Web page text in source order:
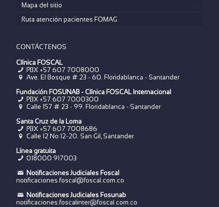
Mapa del sitio
Ruta atención pacientes FOMAG
CONTÁCTENOS
Clínica FOSCAL
PBX +57 607 7008000
Ave. El Bosque # 23 - 60. Floridablanca - Santander
Fundación FOSUNAB - Clínica FOSCAL Internacional
PBX +57 607 7000300
Calle 157 # 23 - 99. Floridablanca - Santander
Santa Cruz de la Loma
PBX +57 607 7008686
Calle 12 No 12-20. San Gil, Santander
Línea gratuita
018000 917003
Notificaciones Judiciales Foscal
notificaciones.foscal@foscal.com.co
Notificaciones Judiciales Fosunab
notificaciones.foscalinter@foscal.com.co